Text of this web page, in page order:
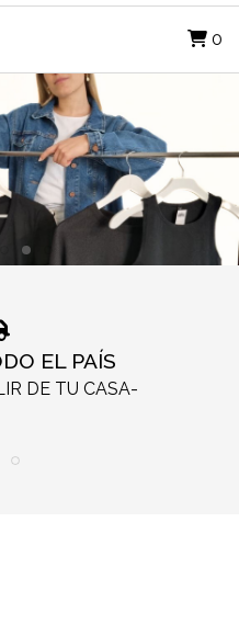
0
EL PAÍS
DE TU CASA-